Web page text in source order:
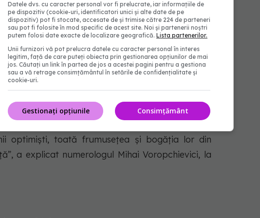
Este satisfacția că și tu ai contribuit cu
acele legume nepregătite prin foc, îi dăm
de care are nevoie. Paharul de vin roșu te ajută,
la orice.
ai trece. Optimismul este pilula fericirii și
optimiști, toată frumusețea și bogăția lor din
a explicat numerologul Mihai Voropchievici, la
Datele dvs. cu caracter personal vor fi prelucrate, iar informațiile de
pe dispozitiv (cookie-uri, identificatori unici și alte date de pe
dispozitiv) pot fi stocate, accesate de și trimise către 224 de parteneri
sau pot fi folosite în mod specific de acest site. Noi și partenerii noștri
putem folosi date exacte de localizare geografică. Lista partenerilor.
Unii furnizori vă pot prelucra datele cu caracter personal în interes
legitim, față de care puteți obiecta prin gestionarea opțiunilor de mai
jos. Căutați un link în partea de jos a acestei pagini pentru a gestiona
sau a vă retrage consimțământul în setările de confidențialitate și
cookie-uri.
Consimțământ
Gestionați opțiunile